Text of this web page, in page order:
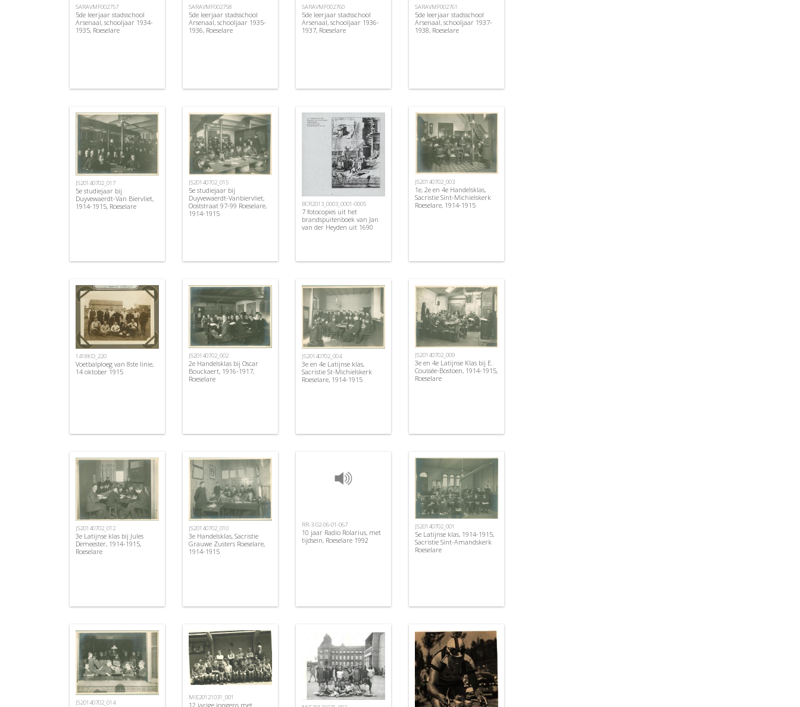
SARAVMF002757
5de leerjaar stadsschool
Arsenaal, schooljaar 1934-
1935, Roeselare
SARAVMF002758
5de leerjaar stadsschool
Arsenaal, schooljaar 1935-
1936, Roeselare
SARAVMF002760
5de leerjaar stadsschool
Arsenaal, schooljaar 1936-
1937, Roeselare
SARAVMF002761
5de leerjaar stadsschool
Arsenaal, schooljaar 1937-
1938, Roeselare
JS20140702_017
5e studiejaar bij
Duyvewaerdt-Van Biervliet,
1914-1915, Roeselare
JS20140702_015
5e studiejaar bij
Duyvewaerdt-Vanbiervliet,
Ooststraat 97-99 Roeselare,
1914-1915
BCR2013_0003_0001-0005
7 fotocopies uit het
brandspuitenboek van Jan
van der Heyden uit 1690
JS20140702_003
1e, 2e en 4e Handelsklas,
Sacristie Sint-Michielskerk
Roeselare, 1914-1915
1418KD_220
Voetbalploeg van 8ste linie,
14 oktober 1915
JS20140702_002
2e Handelsklas bij Oscar
Bouckaert, 1916-1917,
Roeselare
JS20140702_004
3e en 4e Latijnse klas,
Sacristie St-Michielskerk
Roeselare, 1914-1915
JS20140702_009
3e en 4e Latijnse Klas bij E.
Coussée-Bostoen, 1914-1915,
Roeselare
JS20140702_012
3e Latijnse klas bij Jules
Demeester, 1914-1915,
Roeselare
JS20140702_010
3e Handelsklas, Sacristie
Grauwe Zusters Roeselare,
1914-1915
RR-3-02-06-01-067
10 jaar Radio Rolarius, met
tijdsein, Roeselare 1992
JS20140702_001
5e Latijnse klas, 1914-1915,
Sacristie Sint-Amandskerk
Roeselare
JS20140702_014
MIE20121031_001
12 jarige jongens met